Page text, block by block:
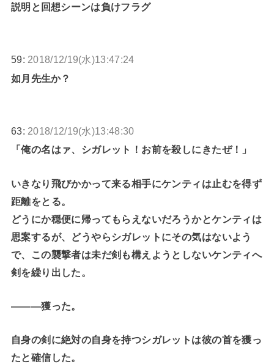
説明と回想シーンは負けフラグ
59: 2018/12/19(水)13:47:24
如月先生か？
63: 2018/12/19(水)13:48:30
「俺の名はァ、シガレット！お前を殺しにきたぜ！」
いきなり飛びかかって来る相手にケンティは止むを得ず
距離をとる。
どうにか穏便に帰ってもらえないだろうかとケンティは
思案するが、どうやらシガレットにその気はないよう
で、この襲撃者は未だ剣も構えようとしないケンティへ
剣を繰り出した。
―――獲った。
自身の剣に絶対の自身を持つシガレットは彼の首を獲っ
たと確信した。